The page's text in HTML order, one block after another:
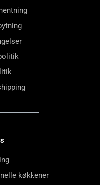
køkkener